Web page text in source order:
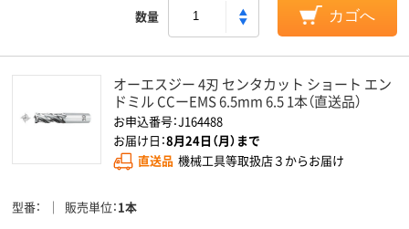
数量 カゴへ
オーエスジー 4刃 センタカット ショート エン
ドミル CCーEMS 6.5mm 6.5 1本（直送品）
お申込番号：J164488
お届け日：8月24日（月）まで
直送品 機械工具等取扱店３からお届け
型番 販売単位 1本